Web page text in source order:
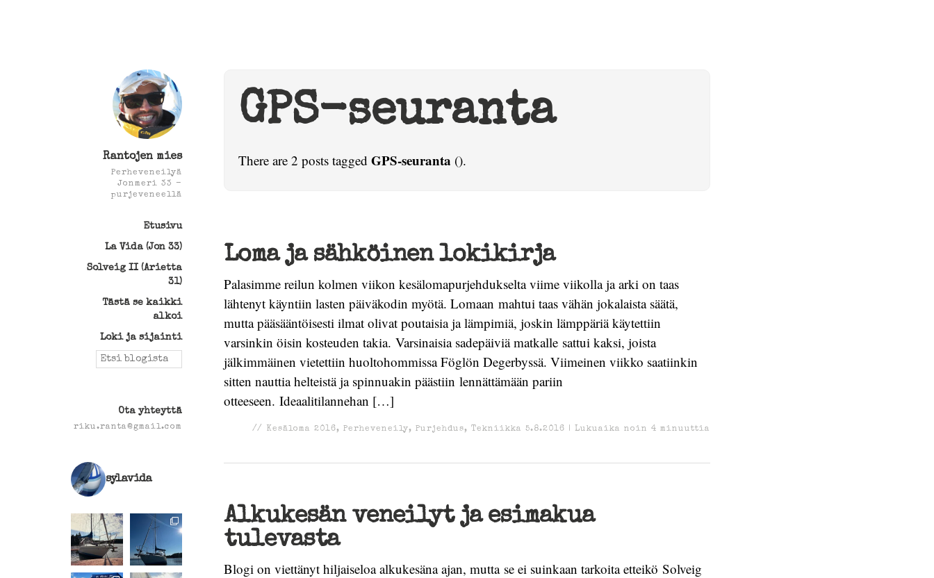
Rantojen mies
Perheveneilyä
Jonmeri 33 -
purjeveneellä
Etusivu
La Vida (Jon 33)
Solveig II (Arietta
31)
Tästä se kaikki
alkoi
Loki ja sijainti
Search
for:
GPS-seuranta
There are 2 posts tagged GPS-seuranta ().
Loma ja sähköinen lokikirja
Palasimme reilun kolmen viikon kesälomapurjehdukselta viime viikolla ja arki on taas
lähtenyt käyntiin lasten päiväkodin myötä. Lomaan mahtui taas vähän jokalaista säätä,
mutta pääsääntöisesti ilmat olivat poutaisia ja lämpimiä, joskin lämppäriä käytettiin
varsinkin öisin kosteuden takia. Varsinaisia sadepäiviä matkalle sattui kaksi, joista
jälkimmäinen vietettiin huoltohommissa Föglön Degerbyssä. Viimeinen viikko saatiinkin
sitten nauttia helteistä ja spinnuakin päästiin lennättämään pariin
otteeseen. Ideaalitilannehan […]
// Kesäloma 2016, Perheveneily, Purjehdus, Tekniikka 5.8.2016 | Lukuaika noin 4 minuuttia
Alkukesän veneilyt ja esimakua
tulevasta
Blogi on viettänyt hiljaiseloa alkukesäna ajan, mutta se ei suinkaan tarkoita etteikö Solveig
Ota yhteyttä
riku.ranta@gmail.com
sylavida